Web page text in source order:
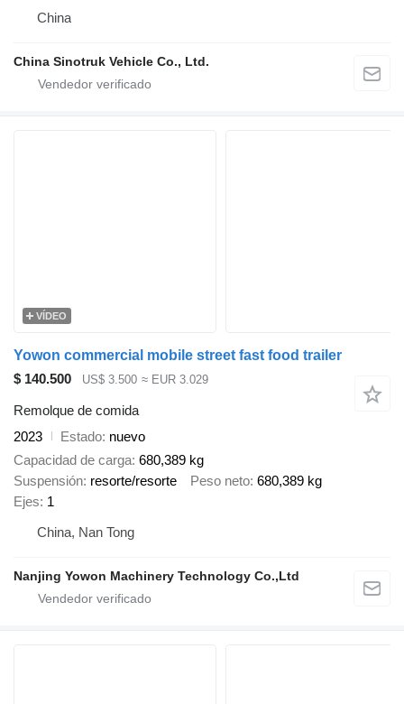
China
China Sinotruk Vehicle Co., Ltd.
VÍDEO
Yowon commercial mobile street fast food trailer
$ 140.500
US$ 3.500 ≈ EUR 3.029
Remolque de comida
2023
Estado nuevo
Capacidad de carga 680,389 kg
Suspensión resorte/resorte Peso neto 680,389 kg
Ejes 1
China, Nan Tong
Nanjing Yowon Machinery Technology Co.,Ltd